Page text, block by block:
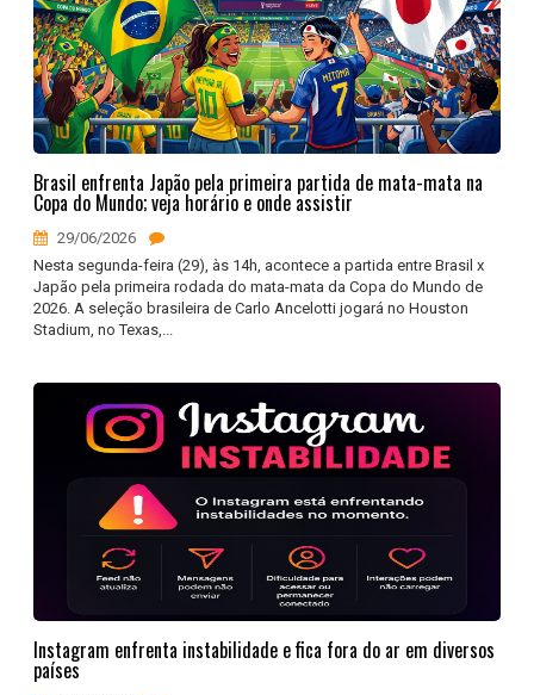
Brasil enfrenta Japão pela primeira partida de mata-mata na
Copa do Mundo; veja horário e onde assistir
29/06/2026
Nesta segunda-feira (29), às 14h, acontece a partida entre Brasil x
Japão pela primeira rodada do mata-mata da Copa do Mundo de
2026. A seleção brasileira de Carlo Ancelotti jogará no Houston
Stadium, no Texas,...
Instagram enfrenta instabilidade e fica fora do ar em diversos
países